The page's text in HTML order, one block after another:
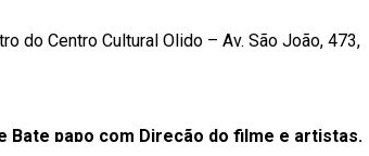
do Centro Cultural Olido – Av. São João, 473,
Bate papo com Direção do filme e artistas.